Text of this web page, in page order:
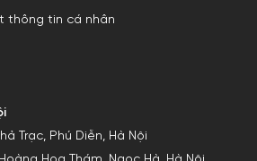
thông tin cá nhân
Trạc, Phú Diễn, Hà Nội